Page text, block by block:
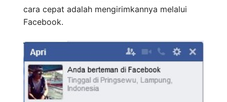
cara cepat adalah mengirimkannya melalui
Facebook.